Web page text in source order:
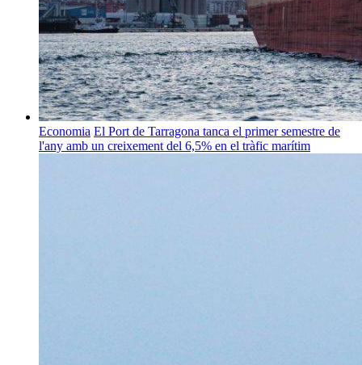
Economia El Port de Tarragona tanca el primer semestre de
l'any amb un creixement del 6,5% en el tràfic marítim